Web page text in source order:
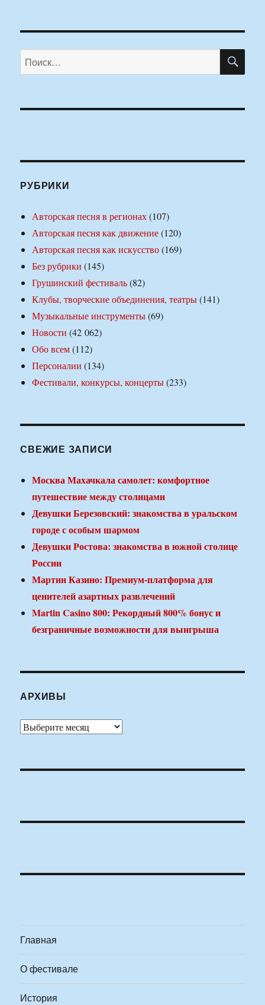
Искать:
РУБРИКИ
Авторская песня в регионах(107)
Авторская песня как движение(120)
Авторская песня как искусство(169)
Без рубрики (145)
Грушинский фестиваль(82)
Клубы, творческие объединения, театры(141)
Музыкальные инструменты(69)
Новости (42 062)
Обо всем(112)
Персоналии (134)
Фестивали, конкурсы, концерты(233)
СВЕЖИЕ ЗАПИСИ
Москва Махачкала самолет: комфортное
путешествие между столицами
Девушки Березовский: знакомства в уральском
городе с особым шармом
Девушки Ростова: знакомства в южной столице
России
Мартин Казино: Премиум-платформа для
ценителей азартных развлечений
Martin Casino 800: Рекордный 800% бонус и
безграничные возможности для выигрыша
АРХИВЫ
Архивы
Главная
О фестивале
История